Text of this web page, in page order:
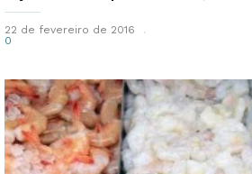
22 de fevereiro de 2016
0